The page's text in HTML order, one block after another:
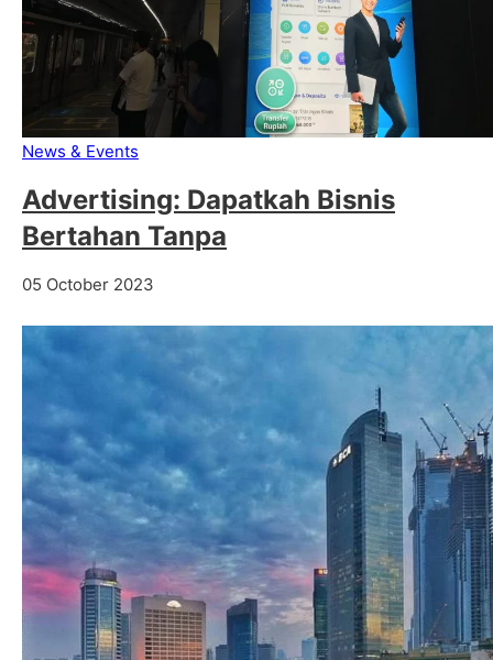
News & Events
Advertising: Dapatkah Bisnis
Bertahan Tanpa
05 October 2023